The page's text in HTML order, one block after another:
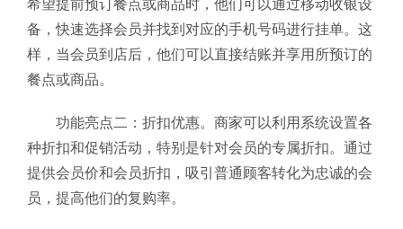
希望提前预订餐点或商品时，他们可以通过移动收银设
备，快速选择会员并找到对应的手机号码进行挂单。这
样，当会员到店后，他们可以直接结账并享用所预订的
餐点或商品。
功能亮点二：折扣优惠。商家可以利用系统设置各
种折扣和促销活动，特别是针对会员的专属折扣。通过
提供会员价和会员折扣，吸引普通顾客转化为忠诚的会
员，提高他们的复购率。